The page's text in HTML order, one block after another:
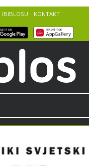
IBIBLOSU KONTAKT